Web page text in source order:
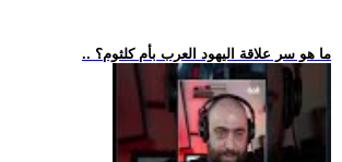
.. ما هو سر علاقة اليهود العرب بأم كلثوم؟